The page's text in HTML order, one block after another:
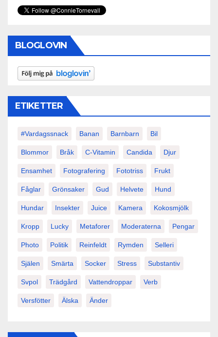
BLOGLOVIN
ETIKETTER
#vardagssnack Banan Barnbarn Bil
Blommor Bråk C-Vitamin Candida Djur
Ensamhet Fotografering Fototriss Frukt
Fåglar Grönsaker Gud Helvete Hund
Hundar Insekter Juice Kamera Kokosmjölk
Kropp Lucky Metaforer Moderaterna Pengar
Photo Politik Reinfeldt Rymden Selleri
Själen Smärta Socker Stress Substantiv
Svpol Trädgård Vattendroppar Verb
Versfötter Älska Änder